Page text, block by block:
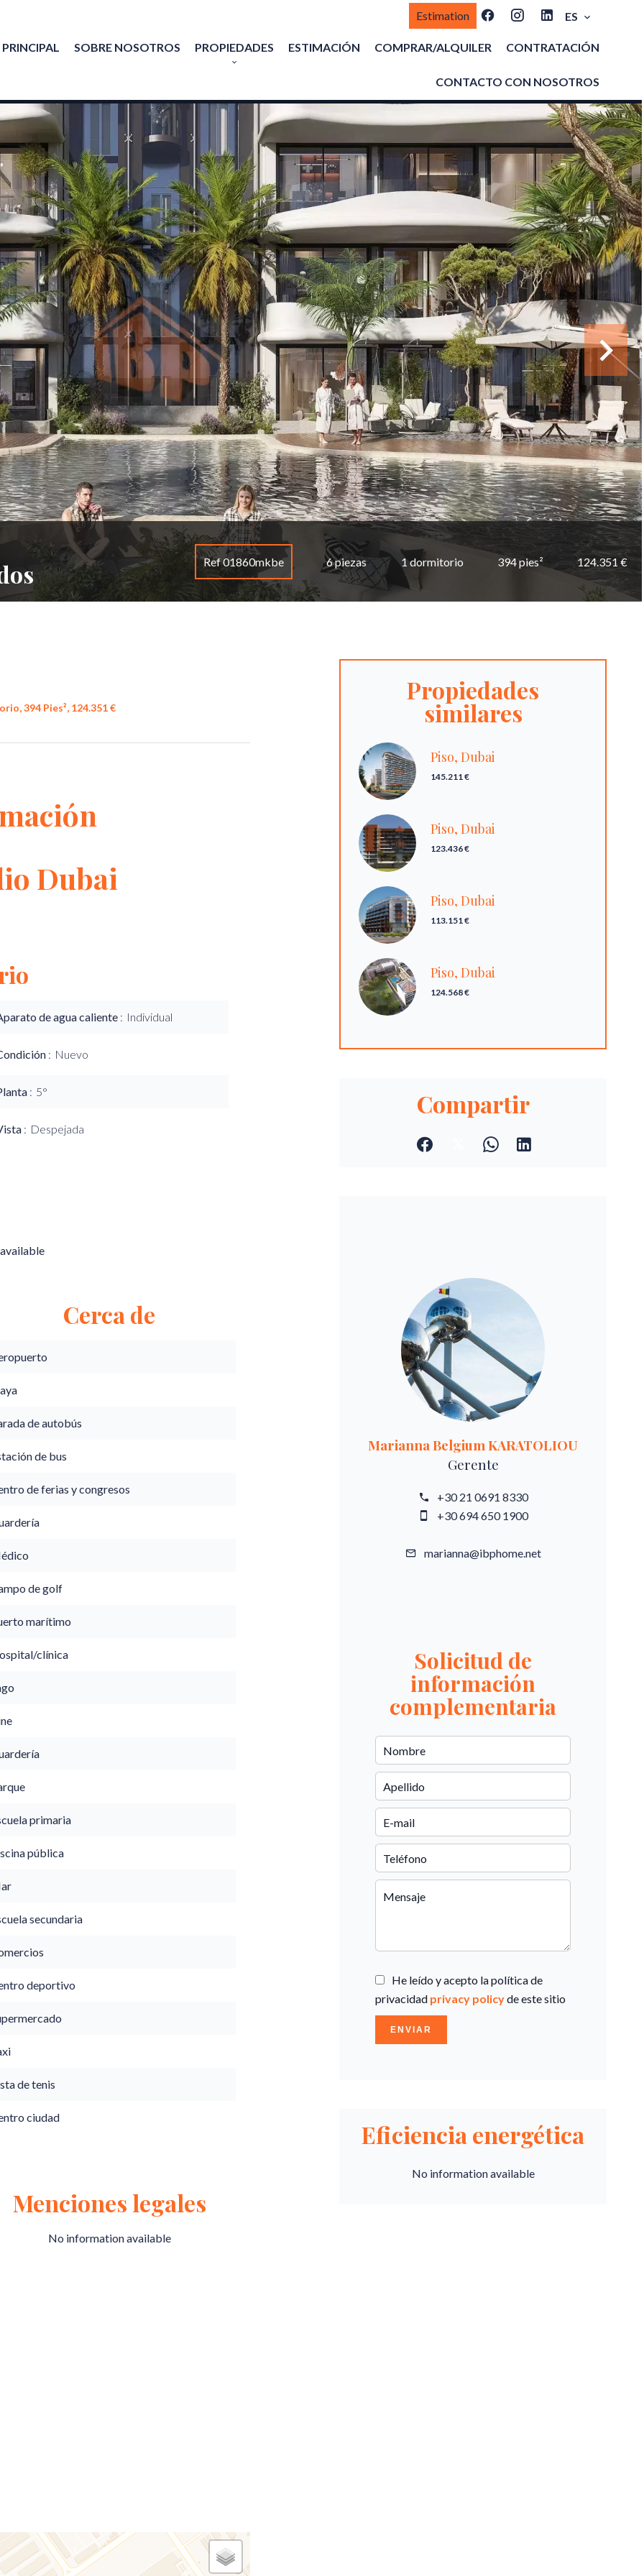
Estimation ES
SOBRE NOSOTROS PROPIEDADES ESTIMACIÓN COMPRAR/ALQUILER CONTRATACIÓN
CONTACTO CON NOSOTROS
Ref 01860mkbe 6 piezas 1 dormitorio 394 pies² 124.351 €
394 Pies², 124.351 €
Dubai
de agua caliente Individual
Nuevo
5°
Despejada
Cerca de
de autobús
de bus
de ferias y congresos
de golf
marítimo
clínica
primaria
pública
secundaria
deportivo
de tenis
ciudad
Menciones legales
No information available
Propiedades
similares
Piso, Dubai
145.211 €
Piso, Dubai
123.436 €
Piso, Dubai
113.151 €
Piso, Dubai
124.568 €
Compartir
Marianna Belgium KARATOLIOU
Gerente
+30 21 0691 8330
+30 694 650 1900
marianna@ibphome.net
Solicitud de
información
complementaria
He leído y acepto la política de
privacidad privacy policyde este sitio
ENVIAR
Eficiencia energética
No information available